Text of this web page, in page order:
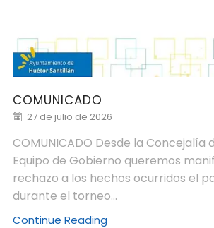
COMUNICADO
27 de julio de 2026
COMUNICADO Desde la Concejalía
Equipo de Gobierno queremos
rechazo a los hechos ocurridos el
durante el torneo...
Continue Reading